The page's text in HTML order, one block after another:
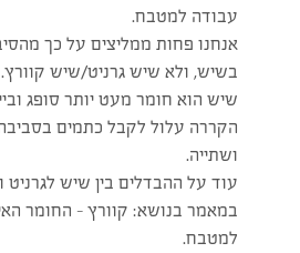
עבודה למטבח.
אנחנו פחות ממליצים על כך
בשיש, ולא שיש גרניט/שיש קוורץ.
שיש הוא חומר מעט יותר סופג
הקררה עלול לקבל כתמים
ושתייה.
עוד על ההבדלים בין שיש לגרניט
במאמר בנושא: קוורץ – החומר
למטבח.